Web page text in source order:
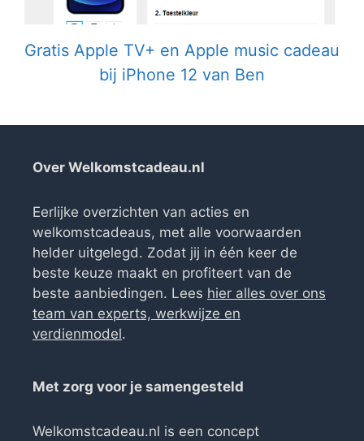
Gratis Apple TV+ en Apple music cadeau
bij iPhone 12 van Ben
Over Welkomstcadeau.nl
Eerlijke overzichten van acties en
welkomstcadeaus, met alle voorwaarden
helder uitgelegd. Zodat jij in één keer de
beste keuze maakt en profiteert van de
beste aanbiedingen. Lees hier alles over ons
team van experts, werkwijze en
verdienmodel.
Met zorg voor je samengesteld
Welkomstcadeau.nl is een concept